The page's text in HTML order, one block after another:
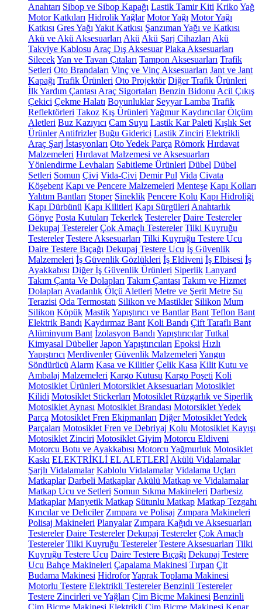
Anahtarı Sibop ve Sibop Kapağı Lastik Tamir Kiti KrikoYağ
Motor Katkıları Hidrolik Yağlar Motor Yağı Motor Yağı
Katkısı Gres Yağı Yakıt Katkısı Şanzıman Yağı ve Katkısı
Akü ve Akü Aksesuarları Akü Akü Şarj Cihazları Akü
Takviye Kablosu Araç Dış Aksesuar Plaka Aksesuarları
SilecekYan ve Tavan Çıtaları Tampon Aksesuarları Trafik
Setleri Oto Brandaları Vinç ve Vinç Aksesuarları Jant ve Jant
Kapağı Trafik Ürünleri Oto Projektör Diğer Trafik Ürünleri
İlk Yardım Çantası Araç Sigortaları Benzin Bidonu Acil Çıkış
Çekici Çekme Halatı Boyunluklar Seyyar Lamba Trafik
Reflektörleri Takoz Kış Ürünleri Yağmur Kaydırıcılar Ölçüm
Aletleri Buz Kazıyıcı Cam Suyu Lastik Kar Paleti Kışlık Set
Ürünler Antifrizler Buğu Giderici Lastik Zinciri Elektrikli
Araç Şarj İstasyonları Oto Yedek Parça Römork Hırdavat
Malzemeleri Hırdavat Malzemesi ve Aksesuarları
Yönlendirme Levhaları Sabitleme Ürünleri Dübel Dübel
Setleri Somun Çivi Vida-Çivi Demir Pul Vida Civata
Köşebent Kapı ve Pencere Malzemeleri Menteşe Kapı Kolları
Yalıtım Bantları Stoper Sineklik Pencere Kolu Kapı Hidroliği
Kapı Dürbünü Kapı Kilitleri Kapı Sürgüleri Anahtarlık
Gönye Posta Kutuları Tekerlek Testereler Daire Testereler
Dekupaj Testereler Çok Amaçlı Testereler Tilki Kuyruğu
Testereler Testere Aksesuarları Tilki Kuyruğu Testere Ucu
Daire Testere Bıçağı Dekupaj Testere Ucu İş Güvenlik
Malzemeleri İş Güvenlik Gözlükleri İş Eldiveni İş Elbisesi İş
Ayakkabısı Diğer İş Güvenlik Ürünleri Siperlik Lanyard
Takım Çanta Ve Dolapları Takım Çantası Takım ve Hizmet
Dolapları Avadanlık Ölçü Aletleri Metre ve Şerit Metre Su
Terazisi Oda Termostatı Silikon ve Mastikler Silikon Mum
Silikon Köpük MastikYapıştırıcı ve Bantlar Bant Teflon Bant
Elektrik Bandı Kaydırmaz Bant Koli Bandı Çift Taraflı Bant
Alüminyum Bant İzolasyon Bandı Yapıştırıcılar Tutkal
Kimyasal Dübeller Japon Yapıştırıcıları Epoksi Hızlı
Yapıştırıcı Merdivenler Güvenlik Malzemeleri Yangın
Söndürücü Alarm Kasa ve Kilitler Çelik Kasa Kilit Kutu ve
Ambalaj Malzemeleri Kargo Kutusu Kargo Poşeti Koli
Motosiklet Ürünleri Motorsiklet Aksesuarları Motosiklet
Kilidi Motosiklet Stickerları Motosiklet Rüzgarlık ve Siperlik
Motosiklet Aynası Motosiklet Brandası Motorsiklet Yedek
Parça Motosiklet Fren Ekipmanları Diğer Motosiklet Yedek
Parçaları Motosiklet Fren ve Debriyaj Kolu Motosiklet Kayışı
Motosiklet Zinciri Motosiklet Giyim Motorcu Eldiveni
Motorcu Botu ve Ayakkabısı Motorcu Yağmurluk Motosiklet
Kaskı ELEKTRİKLİ EL ALETLERİ Akülü Vidalamalar
Şarjlı Vidalamalar Kablolu Vidalamalar Vidalama Uçları
Matkaplar Darbeli Matkaplar Akülü Matkap ve Vidalamalar
Matkap Ucu ve Setleri Somun Sıkma Makineleri Darbesiz
Matkaplar Manyetik Matkap Sütunlu Matkap Matkap Tezgahı
Kırıcılar ve Deliciler Zımpara ve Polisaj Zımpara Makineleri
Polisaj Makineleri Planyalar Zımpara Kağıdı ve Aksesuarları
Testereler Daire Testereler Dekupaj Testereler Çok Amaçlı
Testereler Tilki Kuyruğu Testereler Testere Aksesuarları Tilki
Kuyruğu Testere Ucu Daire Testere Bıçağı Dekupaj Testere
Ucu Bahçe Makineleri Çapalama Makinesi Tırpan Çit
Budama Makinesi HidroforYaprak Toplama Makinesi
Motorlu Testere Elektrikli Testereler Benzinli Testereler
Testere Zincirleri ve Yağları Çim Biçme Makinesi Benzinli
Çim Biçme Makinesi Elektrikli Çim Biçme Makinesi Kenar